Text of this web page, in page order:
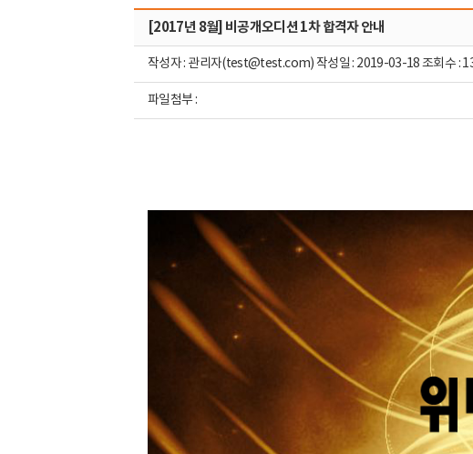
[2017년 8월] 비공개오디션 1차 합격자 안내
작성자 : 관리자(test@test.com) 작성일 : 2019-03-18 조회수 :
파일첨부 :